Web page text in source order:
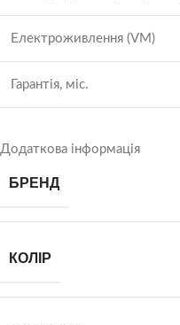
Електроживлення (VM)
Гарантія, міс.
Додаткова інформація
БРЕНД
КОЛІР